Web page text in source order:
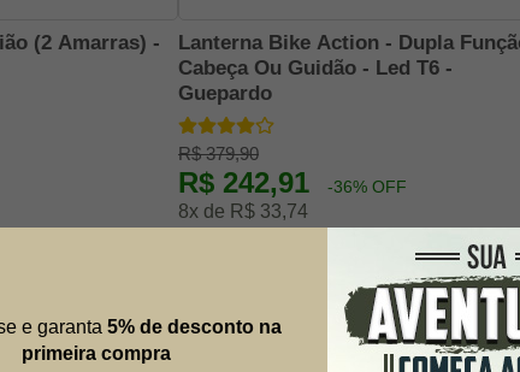
(2 Amarras) -
Lanterna Bike Action - Dupla
Cabeça Ou Guidão - Led T6 -
Guepardo
R$ 379,90
R$ 242,91 -36% OFF
8x de R$ 33,74
Mais
Envie
possível.
e garanta 5% de desconto na
primeira compra